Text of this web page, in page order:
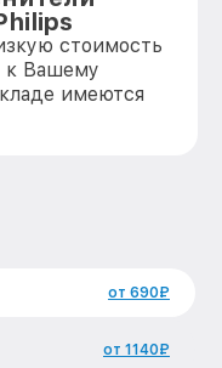
стоимость
к Вашему
имеются
от 690₽
от 1140₽